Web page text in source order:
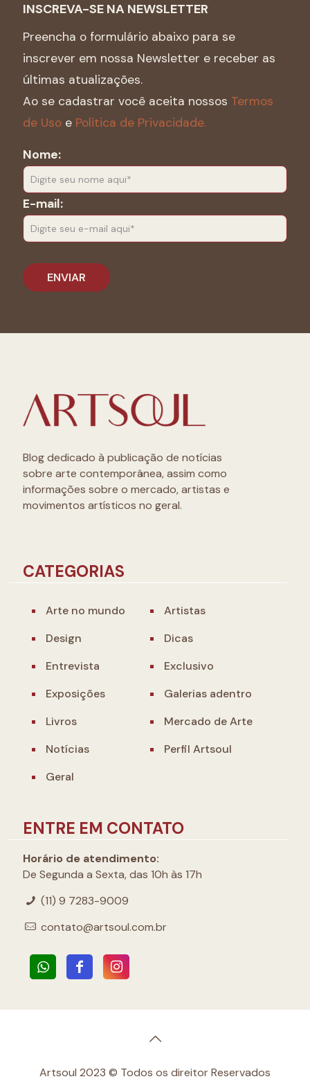
INSCREVA-SE NA NEWSLETTER
Preencha o formulário abaixo para se
inscrever em nossa Newsletter e receber as
últimas atualizações.
Ao se cadastrar você aceita nossos Termos
de Uso e Politica de Privacidade.
Nome:
E-mail:
Blog dedicado à publicação de notícias
sobre arte contemporânea, assim como
informações sobre o mercado, artistas e
movimentos artísticos no geral.
CATEGORIAS
Arte no mundo
Artistas
Design
Dicas
Entrevista
Exclusivo
Exposições
Galerias adentro
Livros
Mercado de Arte
Notícias
Perfil Artsoul
Geral
ENTRE EM CONTATO
Horário de atendimento:
De Segunda a Sexta, das 10h às 17h
(11) 9 7283-9009
contato@artsoul.com.br
Artsoul 2023 © Todos os direitor Reservados